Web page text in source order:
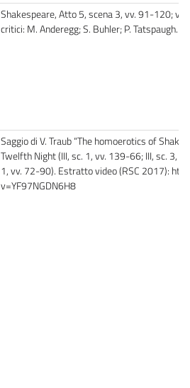
Shakespeare, Atto 5, scena 3, vv. 91-120;
critici: M. Anderegg; S. Buhler; P. Tatspaugh.
Saggio di V. Traub “The homoerotics of
Twelfth Night (III, sc. 1, vv. 139-66; III, sc. 3,
1, vv. 72-90). Estratto video (RSC 2017):
v=YF97NGDN6H8